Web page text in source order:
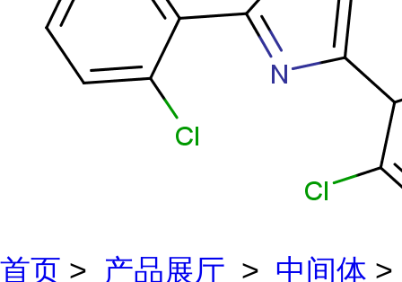
首页 > 产品展厅 > 中间体 >